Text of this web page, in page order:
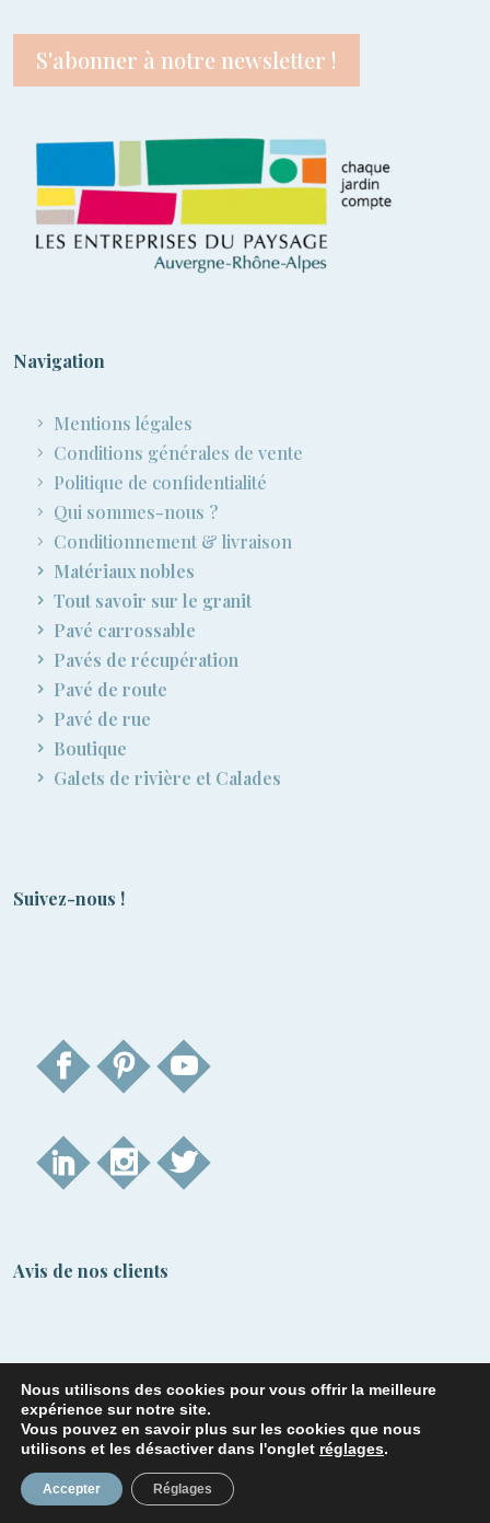
S'abonner à notre newsletter !
Navigation
Mentions légales
Conditions générales de vente
Politique de confidentialité
Qui sommes-nous ?
Conditionnement & livraison
Matériaux nobles
Tout savoir sur le granit
Pavé carrossable
Pavés de récupération
Pavé de route
Pavé de rue
Boutique
Galets de rivière et Calades
Suivez-nous !
Avis de nos clients
© Noblema 2026 - Tous droits réservés.
Nous utilisons des cookies pour vous offrir la meilleure
expérience sur notre site.
Vous pouvez en savoir plus sur les cookies que nous
utilisons et les désactiver dans l'onglet réglages.
Accepter Réglages